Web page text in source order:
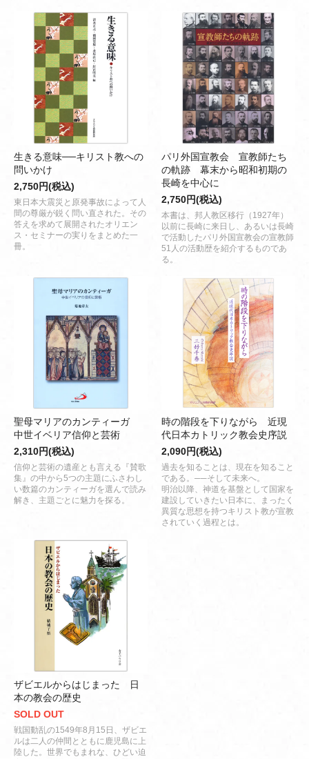
生きる意味──キリスト教への
問いかけ
2,750円(税込)
東日本大震災と原発事故によって人
間の尊厳が鋭く問い直された。その
答えを求めて展開されたオリエン
ス・セミナーの実りをまとめた一
冊。
パリ外国宣教会 宣教師たち
の軌跡 幕末から昭和初期の
長崎を中心に
2,750円(税込)
本書は、邦人教区移行（1927年）
以前に長崎に来日し、あるいは長崎
で活動したパリ外国宣教会の宣教師
51人の活動歴を紹介するものであ
る。
聖母マリアのカンティーガ
中世イベリア信仰と芸術
2,310円(税込)
信仰と芸術の遺産とも言える『賛歌
集』の中から5つの主題にふさわし
い数篇のカンティーガを選んで読み
解き、主題ごとに魅力を探る。
時の階段を下りながら 近現
代日本カトリック教会史序説
2,090円(税込)
過去を知ることは、現在を知ること
である。──そして未来へ。
明治以降、神道を基盤として国家を
建設していきたい日本に、まったく
異質な思想を持つキリスト教が宣教
されていく過程とは。
ザビエルからはじまった 日
本の教会の歴史
SOLD OUT
戦国動乱の1549年8月15日、ザビエ
ルは二人の仲間とともに鹿児島に上
陸した。世界でもまれな、ひどい迫